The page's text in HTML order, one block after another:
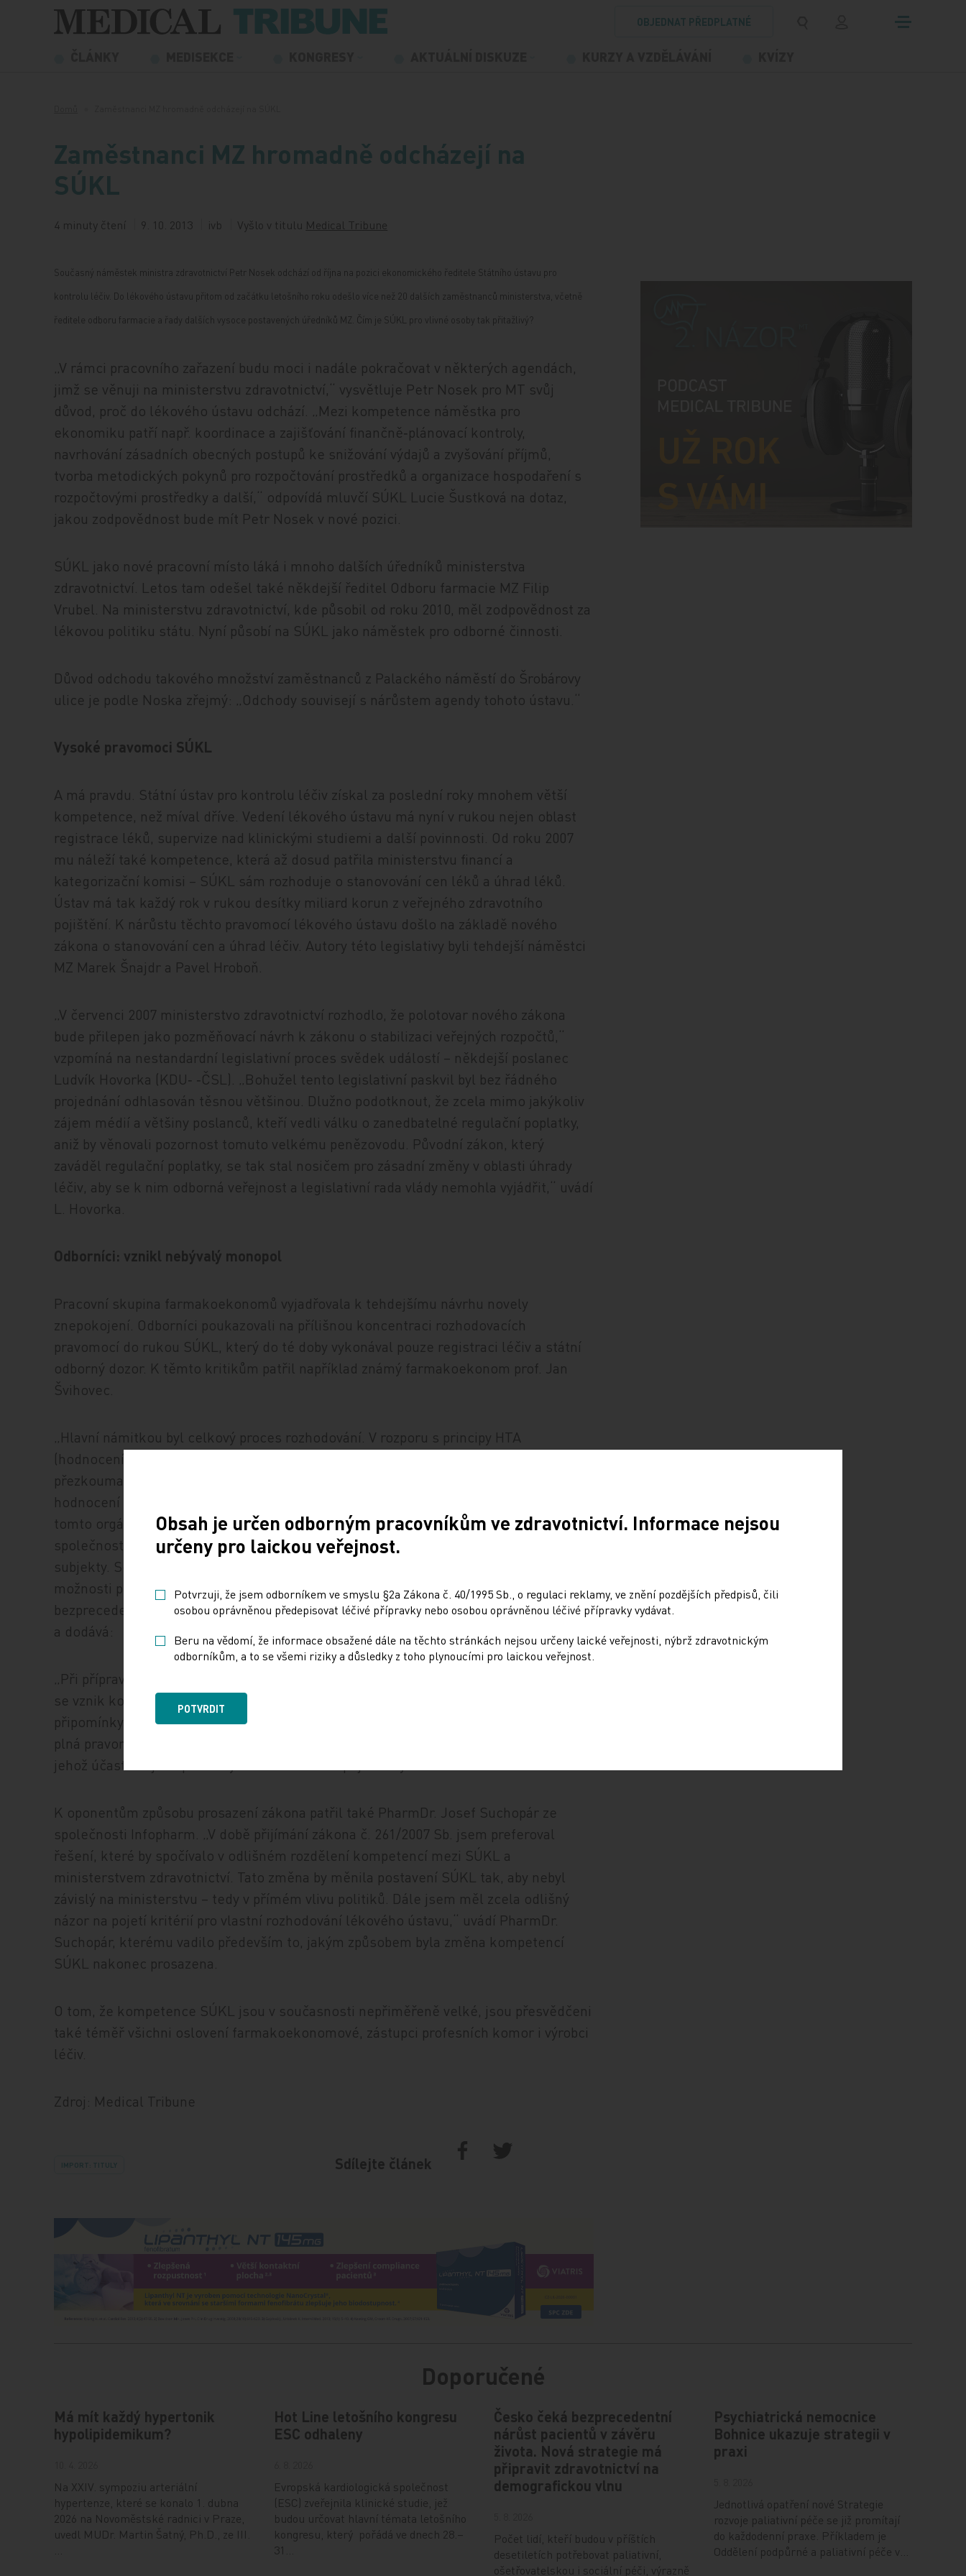
Přeskočit na obsah
OBJEDNAT PŘEDPLATNÉ
Zaměstnanci MZ hromadně odcházejí na
SÚKL
4 minuty čtení 9. 10. 2013 ivb Vyšlo v titulu Medical Tribune
Současný náměstek ministra zdravotnictví Petr Nosek odchází od října na pozici ekonomického ředitele Státního ústavu pro
kontrolu léčiv. Do lékového ústavu přitom od začátku letošního roku odešlo více než 20 dalších zaměstnanců ministerstva, včetně
ředitele odboru farmacie a řady dalších vysoce postavených úředníků MZ. Čím je SÚKL pro vlivné osoby tak přitažlivý?
„V rámci pracovního zařazení budu moci i nadále pokračovat v některých agendách,
jimž se věnuji na ministerstvu zdravotnictví,“ vysvětluje Petr Nosek pro MT svůj
důvod, proč do lékového ústavu odchází. „Mezi kompetence náměstka pro
ekonomiku patří např. koordinace a zajišťování finančně‑plánovací kontroly,
navrhování zásadních obecných postupů ke snižování výdajů a zvyšování příjmů,
tvorba metodických pokynů pro rozpočtování prostředků a organizace hospodaření s
rozpočtovými prostředky a další,“ odpovídá mluvčí SÚKL Lucie Šustková na dotaz,
jakou zodpovědnost bude mít Petr Nosek v nové pozici.
SÚKL jako nové pracovní místo láká i mnoho dalších úředníků ministerstva
zdravotnictví. Letos tam odešel také někdejší ředitel Odboru farmacie MZ Filip
Vrubel. Na ministerstvu zdravotnictví, kde působil od roku 2010, měl zodpovědnost za
lékovou politiku státu. Nyní působí na SÚKL jako náměstek pro odborné činnosti.
Důvod odchodu takového množství zaměstnanců z Palackého náměstí do Šrobárovy
ulice je podle Noska zřejmý: „Odchody souvisejí s nárůstem agendy tohoto ústavu.“
Vysoké pravomoci SÚKL
A má pravdu. Státní ústav pro kontrolu léčiv získal za poslední roky mnohem větší
kompetence, než míval dříve. Vedení lékového ústavu má nyní v rukou nejen oblast
registrace léků, supervize nad klinickými studiemi a další povinnosti. Od roku 2007
mu náleží také kompetence, která až dosud patřila ministerstvu financí a
kategorizační komisi – SÚKL sám rozhoduje o stanovování cen léků a úhrad léků.
Ústav má tak každý rok v rukou desítky miliard korun z veřejného zdravotního
pojištění. K nárůstu těchto pravomocí lékového ústavu došlo na základě nového
zákona o stanovování cen a úhrad léčiv. Autory této legislativy byli tehdejší náměstci
MZ Marek Šnajdr a Pavel Hroboň.
„V červenci 2007 ministerstvo zdravotnictví rozhodlo, že polotovar nového zákona
bude přilepen jako pozměňovací návrh k zákonu o stabilizaci veřejných rozpočtů,“
vzpomíná na nestandardní legislativní proces svědek událostí – někdejší poslanec
Ludvík Hovorka (KDU‑ ‑ČSL). „Bohužel tento legislativní paskvil byl bez řádného
projednání odhlasován těsnou většinou. Dlužno podotknout, že zcela mimo jakýkoliv
zájem médií a většiny poslanců, kteří vedli válku o zanedbatelné regulační poplatky,
aniž by věnovali pozornost tomuto velkému penězovodu. Původní zákon, který
zaváděl regulační poplatky, se tak stal nosičem pro zásadní změny v oblasti úhrady
léčiv, aby se k nim odborná veřejnost a legislativní rada vlády nemohla vyjádřit,“ uvádí
L. Hovorka.
Odborníci: vznikl nebývalý monopol
Pracovní skupina farmakoekonomů vyjadřovala k tehdejšímu návrhu novely
znepokojení. Odborníci poukazovali na přílišnou koncentraci rozhodovacích
pravomocí do rukou SÚKL, který do té doby vykonával pouze registraci léčiv a státní
odborný dozor. K těmto kritikům patřil například známý farmakoekonom prof. Jan
Švihovec.
„Hlavní námitkou byl celkový proces rozhodování. V rozporu s principy HTA
(hodnocení zdravotnických technologií) totiž nebyla možnost návrh hodnocení
přezkoumat nezávislým orgánem (tedy nezávislým na SÚKL), který by proces
hodnocení podrobil prověření a mohl vznést námitky proti navrženému závěru. V
tomto orgánu, který je obvyklý ve všech státech EU, jsou zastoupeni plátci, odborné
společnosti, případně i zástupci pacientských organizací, popř. další zainteresované
subjekty. Soustředěním pravomoci hodnotit i rozhodovat do jedné instituce bez
možnosti přezkoumání postupu před rozhodnutím se vytvořil naprosto ojedinělý
bezprecedentní postup stanovování cen a úhrad,“ poznamenává pro MT prof. Švihovec
a dodává:
„Při přípravě legislativy byl oddělen proces hodnocení od rozhodování a předpokládal
se vznik komise, kterou bude jmenovat MZ a která bude mít možnost vznášet
připomínky. Ve finálním projednávání připravovaného zákona byla komise vyškrtnuta a
plná pravomoc přenesena na SÚKL. Teprve později bylo definováno správní řízení,
jehož účastníci jsou pouze výrobci a zdravotní pojišťovny.“
K oponentům způsobu prosazení zákona patřil také PharmDr. Josef Suchopár ze
společnosti Infopharm. „V době přijímání zákona č. 261/2007 Sb. jsem preferoval
řešení, které by spočívalo v odlišném rozdělení kompetencí mezi SÚKL a
ministerstvem zdravotnictví. Tato změna by měnila postavení SÚKL tak, aby nebyl
závislý na ministerstvu – tedy v přímém vlivu politiků. Dále jsem měl zcela odlišný
názor na pojetí kritérií pro vlastní rozhodování lékového ústavu,“ uvádí PharmDr.
Suchopár, kterému vadilo především to, jakým způsobem byla změna kompetencí
SÚKL nakonec prosazena.
O tom, že kompetence SÚKL jsou v současnosti nepřiměřeně velké, jsou přesvědčeni
také téměř všichni oslovení farmakoekonomové, zástupci profesních komor i výrobci
léčiv.
Zdroj: Medical Tribune
IMPORT: TITULY Sdílejte článek
Doporučené
Má mít každý hypertonik
hypolipidemikum?
Na XXIV. sympoziu arteriální
hypertenze, které se konalo 1. dubna
2026 na Novoměstské radnici v Praze,
uvedl MUDr. Martin Šatný, Ph.D., ze III.
Hot Line letošního kongresu
ESC odhaleny
Evropská kardiologická společnost
(ESC) zveřejnila klinické studie, jež
budou určovat hlavní témata letošního
kongresu, který pořádá ve dnech 28.–
31…
Česko čeká bezprecedentní
nárůst pacientů v závěru
života. Nová strategie má
připravit zdravotnictví na
demografickou vlnu
Počet lidí, kteří budou v příštích
desetiletích potřebovat paliativní,
ošetřovatelskou i sociální péči, výrazně
Psychiatrická nemocnice
Bohnice ukazuje strategii v
praxi
Jednotlivá opatření nové Strategie
rozvoje paliativní péče se již promítají
do každodenní praxe. Příkladem je
Oddělení podpůrné a paliativní péče v…
Obsah je určen odborným pracovníkům ve zdravotnictví. Informace nejsou
určeny pro laickou veřejnost.
Potvrzuji, že jsem odborníkem ve smyslu §2a Zákona č. 40/1995 Sb., o regulaci reklamy, ve znění pozdějších předpisů, čili
osobou oprávněnou předepisovat léčivé přípravky nebo osobou oprávněnou léčivé přípravky vydávat.
Beru na vědomí, že informace obsažené dále na těchto stránkách nejsou určeny laické veřejnosti, nýbrž zdravotnickým
odborníkům, a to se všemi riziky a důsledky z toho plynoucími pro laickou veřejnost.
POTVRDIT